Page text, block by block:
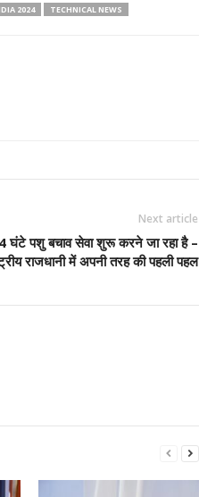
2024 TECHNICAL NEWS
Next article
पशु बचाव सेवा शुरू करने जा रहा है –
राजधानी में अपनी तरह की पहली पहल